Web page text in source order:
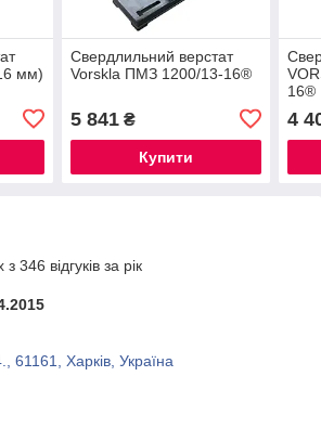
мм)
Свердлильний верстат
Vorskla ПМЗ 1200/13-16®
5 841₴
Купити
16®
4
346 відгуків за рік
61161, Харків, Україна